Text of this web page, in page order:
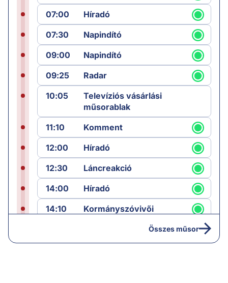
07:00
Híradó
07:30
Napindító
09:00
Napindító
09:25
Radar
10:05
Televíziós vásárlási
műsorablak
11:10
Komment
12:00
Híradó
12:30
Láncreakció
14:00
Híradó
14:10
Kormányszóvivői
16:25
Paláver
Összes műsor